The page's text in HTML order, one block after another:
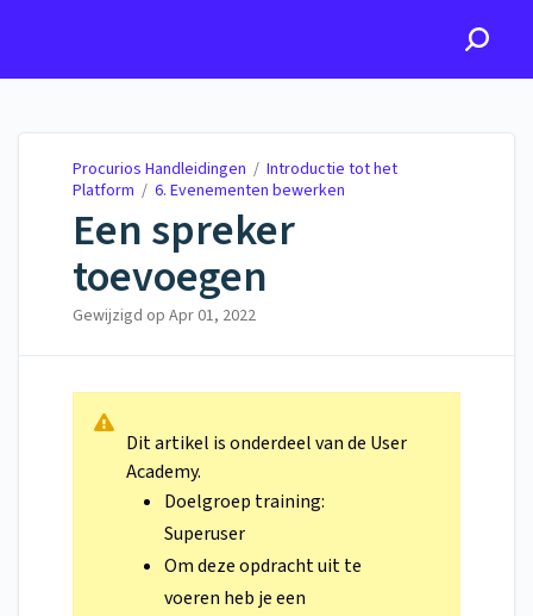
Procurios Handleidingen / Introductie tot het
Platform / 6. Evenementen bewerken
Een spreker
toevoegen
Gewijzigd op Apr 01, 2022
Dit artikel is onderdeel van de User
Academy.
Doelgroep training:
Superuser
Om deze opdracht uit te
voeren heb je een